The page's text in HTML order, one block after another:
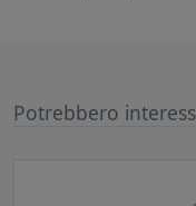
Potrebbero